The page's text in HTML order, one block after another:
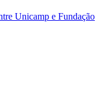
Unicamp e Fundação